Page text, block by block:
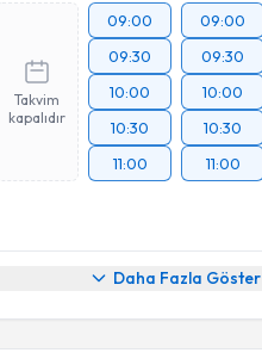
Takvim
kapalıdır
09:00
09:30
10:00
10:30
11:00
09:00
09:30
10:00
10:30
11:00
Daha Fazla Göster